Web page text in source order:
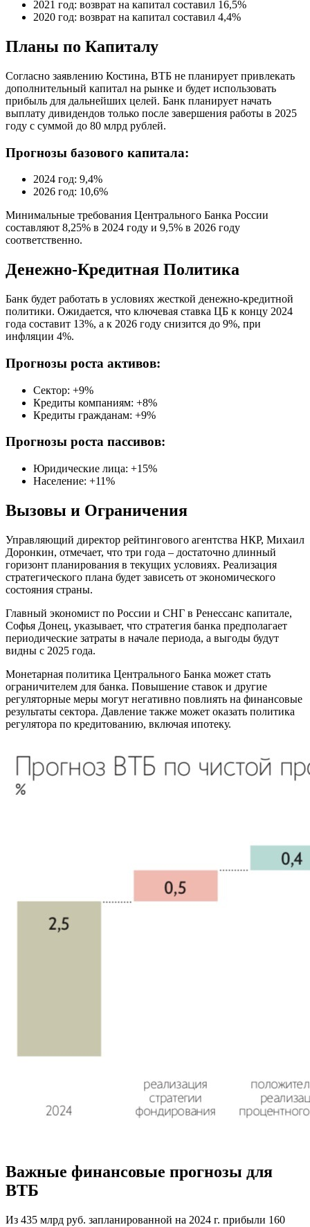
2021 год: возврат на капитал составил 16,5%
2020 год: возврат на капитал составил 4,4%
Планы по Капиталу
Согласно заявлению Костина, ВТБ не планирует привлекать
дополнительный капитал на рынке и будет использовать
прибыль для дальнейших целей. Банк планирует начать
выплату дивидендов только после завершения работы в 2025
году с суммой до 80 млрд рублей.
Прогнозы базового капитала:
2024 год: 9,4%
2026 год: 10,6%
Минимальные требования Центрального Банка России
составляют 8,25% в 2024 году и 9,5% в 2026 году
соответственно.
Денежно-Кредитная Политика
Банк будет работать в условиях жесткой денежно-кредитной
политики. Ожидается, что ключевая ставка ЦБ к концу 2024
года составит 13%, а к 2026 году снизится до 9%, при
инфляции 4%.
Прогнозы роста активов:
Сектор: +9%
Кредиты компаниям: +8%
Кредиты гражданам: +9%
Прогнозы роста пассивов:
Юридические лица: +15%
Население: +11%
Вызовы и Ограничения
Управляющий директор рейтингового агентства НКР, Михаил
Доронкин, отмечает, что три года – достаточно длинный
горизонт планирования в текущих условиях. Реализация
стратегического плана будет зависеть от экономического
состояния страны.
Главный экономист по России и СНГ в Ренессанс капитале,
Софья Донец, указывает, что стратегия банка предполагает
периодические затраты в начале периода, а выгоды будут
видны с 2025 года.
Монетарная политика Центрального Банка может стать
ограничителем для банка. Повышение ставок и другие
регуляторные меры могут негативно повлиять на финансовые
результаты сектора. Давление также может оказать политика
регулятора по кредитованию, включая ипотеку.
Важные финансовые прогнозы для
ВТБ
Из 435 млрд руб. запланированной на 2024 г. прибыли 160